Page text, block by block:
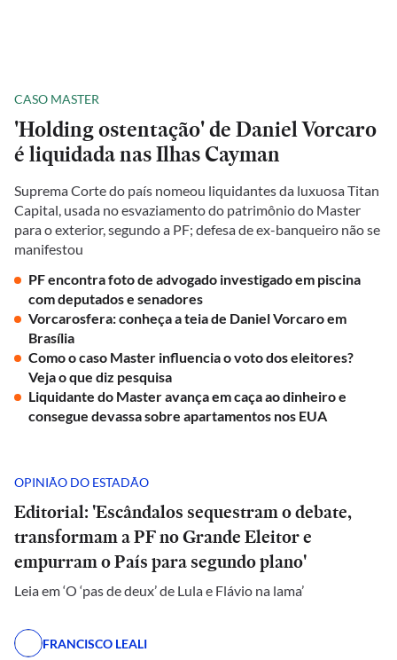
CASO MASTER
'Holding ostentação' de Daniel Vorcaro
é liquidada nas Ilhas Cayman
Suprema Corte do país nomeou liquidantes da luxuosa Titan
Capital, usada no esvaziamento do patrimônio do Master
para o exterior, segundo a PF; defesa de ex-banqueiro não se
manifestou
PF encontra foto de advogado investigado em piscina
com deputados e senadores
Vorcarosfera: conheça a teia de Daniel Vorcaro em
Brasília
Como o caso Master influencia o voto dos eleitores?
Veja o que diz pesquisa
Liquidante do Master avança em caça ao dinheiro e
consegue devassa sobre apartamentos nos EUA
OPINIÃO DO ESTADÃO
Editorial: 'Escândalos sequestram o debate,
transformam a PF no Grande Eleitor e
empurram o País para segundo plano'
Leia em ‘O ‘pas de deux’ de Lula e Flávio na lama’
FRANCISCO LEALI